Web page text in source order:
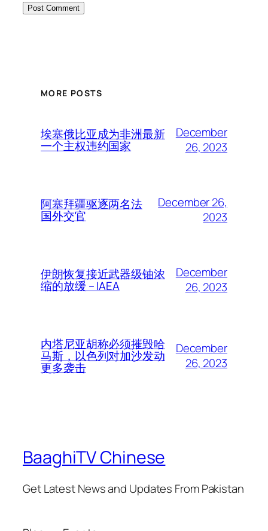
MORE POSTS
埃塞俄比亚成为非洲最新
一个主权违约国家
December
26, 2023
阿塞拜疆驱逐两名法
国外交官
December 26,
2023
伊朗恢复接近武器级铀浓
缩的放缓 – IAEA
December
26, 2023
内塔尼亚胡称必须摧毁哈
马斯，以色列对加沙发动
更多袭击
December
26, 2023
BaaghiTV Chinese
Get Latest News and Updates From Pakistan